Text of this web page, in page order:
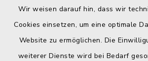
Wir weisen darauf hin, dass wir
Cookies einsetzen, um eine optimale
Website zu ermöglichen. Die
weiterer Dienste wird bei Bedarf